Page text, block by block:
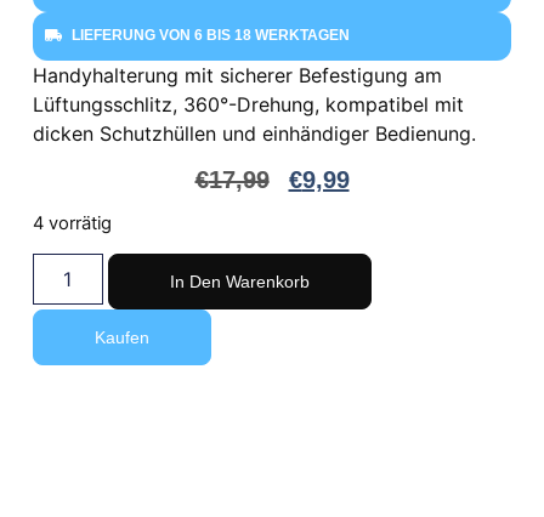
LIEFERUNG VON 6 BIS 18 WERKTAGEN
Handyhalterung mit sicherer Befestigung am
Lüftungsschlitz, 360°-Drehung, kompatibel mit
dicken Schutzhüllen und einhändiger Bedienung.
€17,99 €9,99
4 vorrätig
In Den Warenkorb
Kaufen